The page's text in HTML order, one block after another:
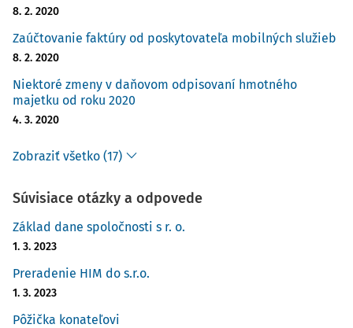
8. 2. 2020
Zaúčtovanie faktúry od poskytovateľa mobilných služieb
8. 2. 2020
Niektoré zmeny v daňovom odpisovaní hmotného
majetku od roku 2020
4. 3. 2020
Zobraziť všetko (17)
Súvisiace otázky a odpovede
Základ dane spoločnosti s r. o.
1. 3. 2023
Preradenie HIM do s.r.o.
1. 3. 2023
Pôžička konateľovi